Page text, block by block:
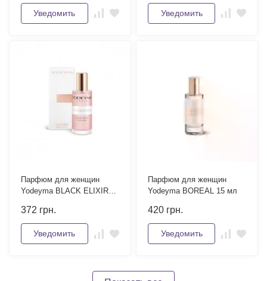
Уведомить Уведомить
Парфюм для женщин
Yodeyma BLACK ELIXIR
372 грн.
Уведомить
Парфюм для женщин
Yodeyma BOREAL 15 мл
420 грн.
Уведомить